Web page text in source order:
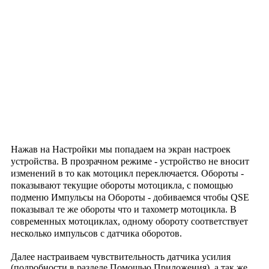
Нажав на Настройки мы попадаем на экран настроек
устройства. В прозрачном режиме - устройство не вносит
изменений в то как мотоцикл переключается. Обороты -
показывают текущие обороты мотоцикла, с помощью
подменю Импульсы на Обороты - добиваемся чтобы QSE
показывал те же обороты что и тахометр мотоцикла. В
современных мотоциклах, одному обороту соответствует
несколько импульсов с датчика оборотов.
Далее настраиваем чувствительность датчика усилия